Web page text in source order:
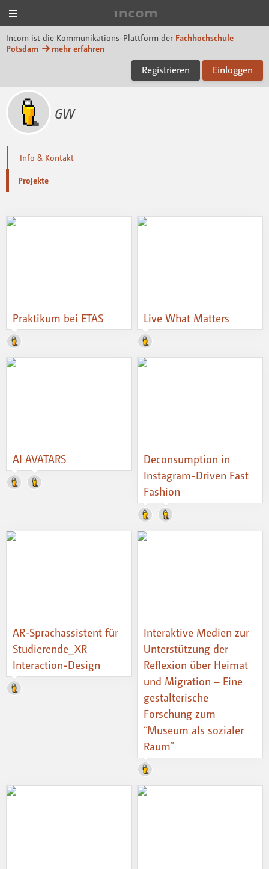
Incom ist die Kommunikations-Plattform der Fachhochschule
Potsdam
mehr erfahren
Registrieren Einloggen
GW
Info & Kontakt
Projekte
Praktikum bei ETAS Live What Matters
AI AVATARS
Deconsumption in
Instagram-Driven Fast
Fashion
AR-Sprachassistent für
Studierende_XR
Interaction-Design
Interaktive Medien zur
Unterstützung der
Reflexion über Heimat
und Migration – Eine
gestalterische
Forschung zum
“Museum als sozialer
Raum”